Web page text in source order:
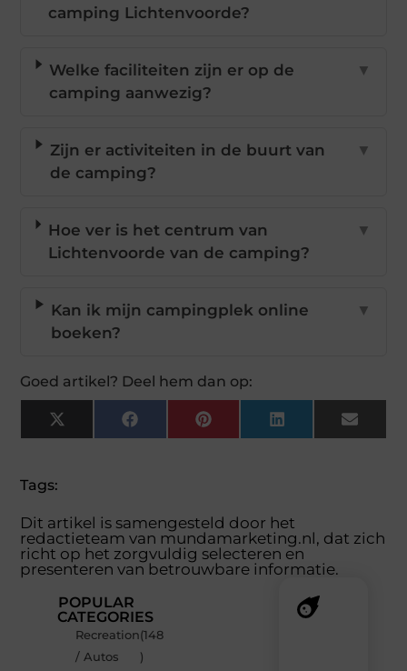
camping Lichtenvoorde?
Welke faciliteiten zijn er op de
camping aanwezig?
▼
Zijn er activiteiten in de buurt van
de camping?
▼
Hoe ver is het centrum van
Lichtenvoorde van de camping?
▼
Kan ik mijn campingplek online
boeken?
▼
Goed artikel? Deel hem dan op:
X
(Twitter)
FacebookPinterestLinkedInEmail
Tags:
Dit artikel is samengesteld door het
redactieteam van mundamarketing.nl, dat zich
richt op het zorgvuldig selecteren en
presenteren van betrouwbare informatie.
POPULAR
CATEGORIES
Recreation
/ Autos
(148
)